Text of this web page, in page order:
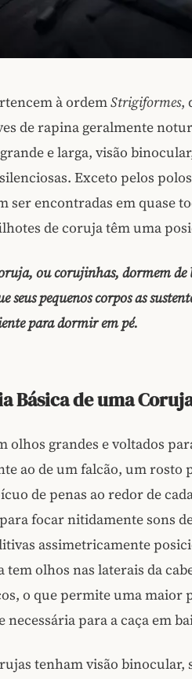
à ordemStrigiformes,
de rapina geralmente
e larga, visão
Exceto pelos
ser encontradas em quase
de coruja têm uma
ou corujinhas, dormem de
seus pequenos corpos as
para dormir em pé.
Básica de uma
olhos grandes e voltados
ao de um falcão, um rosto
de penas ao redor de
focar nitidamente sons
assimetricamente
tem olhos nas laterais da
o que permite uma maior
necessária para a caça em
tenham visão binocular,